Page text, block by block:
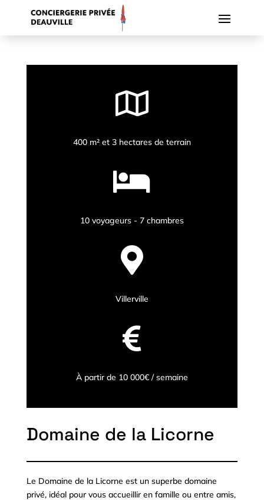

400 m² et 3 hectares de terrain

10 voyageurs - 7 chambres

Villerville

À partir de 10 000€ / semaine
Domaine de la Licorne
Le Domaine de la Licorne est un superbe domaine
privé, idéal pour vous accueillir en famille ou entre amis,